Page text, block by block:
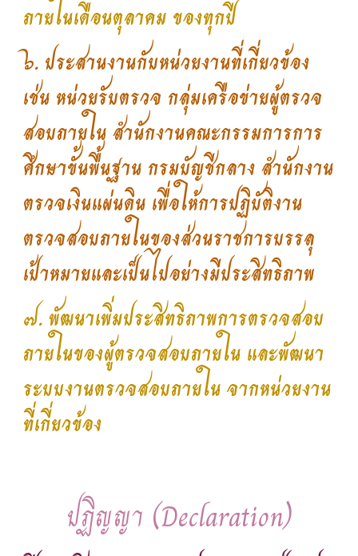
ภายในเดือนตุลาคม ของทุกปี
๖. ประสานงานกับหน่วยงานที่เกี่ยวข้อง
เช่น หน่วยรับตรวจ กลุ่มเครือข่ายผู้ตรวจ
สอบภายใน สำนักงานคณะกรรมการการ
ศึกษาขั้นพื้นฐาน กรมบัญชีกลาง สำนักงาน
ตรวจเงินแผ่นดิน เพื่อให้การปฏิบัติงาน
ตรวจสอบภายในของส่วนราชการบรรลุ
เป้าหมายและเป็นไปอย่างมีประสิทธิภาพ
๗. พัฒนาเพิ่มประสิทธิภาพการตรวจสอบ
ภายในของผู้ตรวจสอบภายใน และพัฒนา
ระบบงานตรวจสอบภายใน จากหน่วยงาน
ที่เกี่ยวข้อง
ปฏิญญา (Declaration)